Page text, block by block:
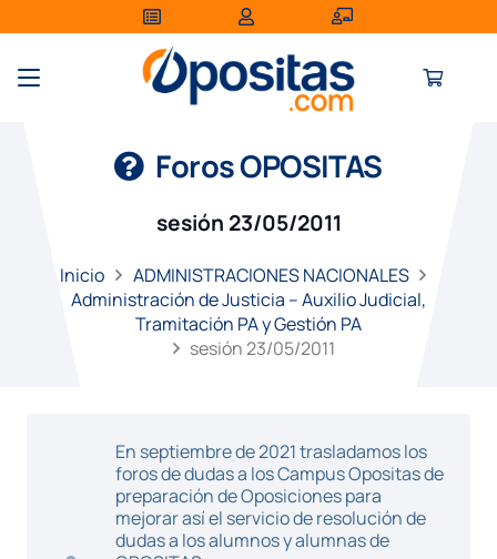
Foros OPOSITAS
sesión 23/05/2011
Inicio
ADMINISTRACIONES NACIONALES
Administración de Justicia – Auxilio Judicial,
Tramitación PA y Gestión PA
sesión 23/05/2011
En septiembre de 2021 trasladamos los
foros de dudas a los Campus Opositas de
preparación de Oposiciones para
mejorar así el servicio de resolución de
dudas a los alumnos y alumnas de